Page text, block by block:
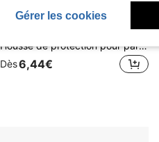
Housse de protection pour pare-brise de voiture, filet de protection pour fenêtre avant, bloque les feuilles, les déjections d'oiseaux et la poussière, protège le pare-brise et les essuie-glaces
Dès6,44€
Gérer les cookies